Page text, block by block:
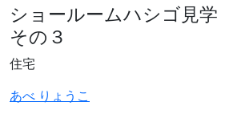
ショールームハシゴ見学
その３
住宅
あべ りょうこ